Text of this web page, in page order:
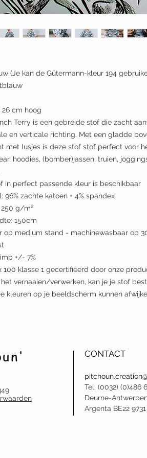
(Je kan de Gütermann-kleur 194
26 cm hoog
Terry is een gebreide stof die zacht
en verticale richting. Met een gladde
met lusjes is deze stof stof perfect voor
hoodies, (bomber)jassen, truien,
in perfect passende kleur is beschikbaar
96% zachte katoen + 4% spandex
g/m²
150cm
op medium stand - machinewasbaar op
+/- 7%
100 klasse 1 gecertifiëerd door onze
vernaaien/verwerken, kan je je stof
kleuren op je beeldscherm kunnen
CONTACT
Tel. (0032) (0)486
Deurne-
Argenta BE22